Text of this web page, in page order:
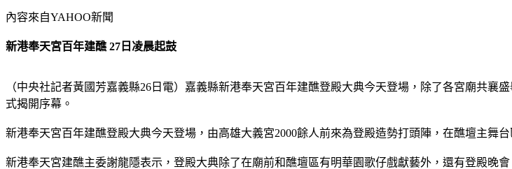
內容來自YAHOO新聞
新港奉天宮百年建醮 27日凌晨起鼓
（中央社記者黃國芳嘉義縣26日電）嘉義縣新港奉天宮百年建醮登殿大典今天登場，除了各宮廟共
式揭開序幕。
新港奉天宮百年建醮登殿大典今天登場，由高雄大義宮2000餘人前來為登殿造勢打頭陣，在醮壇主舞
新港奉天宮建醮主委謝龍隱表示，登殿大典除了在廟前和醮壇區有明華園歌仔戲獻藝外，還有登殿晚